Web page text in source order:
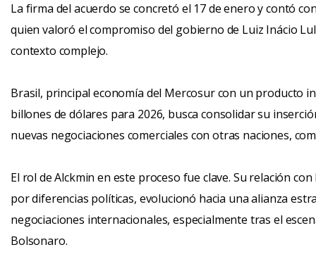
La firma del acuerdo se concretó el 17 de enero y contó
quien valoró el compromiso del gobierno de Luiz Inácio
contexto complejo.
Brasil, principal economía del Mercosur con un producto
billones de dólares para 2026, busca consolidar su
nuevas negociaciones comerciales con otras naciones,
El rol de Alckmin en este proceso fue clave. Su relación
por diferencias políticas, evolucionó hacia una alianza
negociaciones internacionales, especialmente tras el
Bolsonaro.